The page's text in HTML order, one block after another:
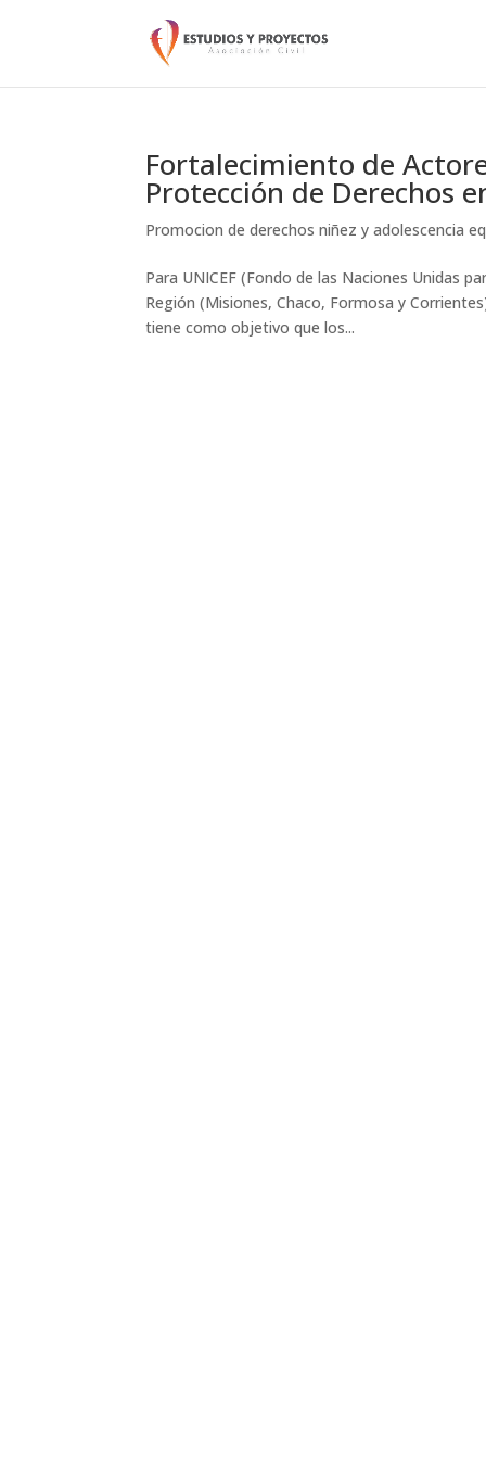
Fortalecimiento de
Protección de Derechos
Promocion de derechos niñez y adolescencia
Para UNICEF (Fondo de las Naciones Unidas
Región (Misiones, Chaco, Formosa y
tiene como objetivo que los...